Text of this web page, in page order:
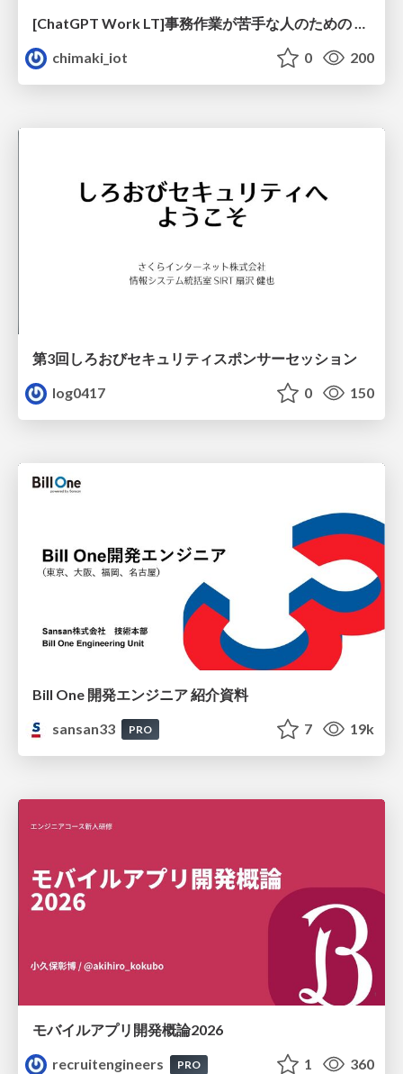
[ChatGPT Work LT]事務作業が苦手な人のための バックオフィスの「半」自動化
chimaki_iot
0 200
第3回しろおびセキュリティスポンサーセッション
log0417
0 150
Bill One 開発エンジニア 紹介資料
sansan33
PRO 7 19k
モバイルアプリ開発概論2026
recruitengineers
PRO 1 360